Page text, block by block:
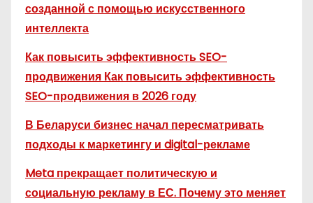
созданной с помощью искусственного
интеллекта
Как повысить эффективность SEO-
продвижения Как повысить эффективность
SEO-продвижения в 2026 году
В Беларуси бизнес начал пересматривать
подходы к маркетингу и digital-рекламе
Meta прекращает политическую и
социальную рекламу в ЕС. Почему это меняет